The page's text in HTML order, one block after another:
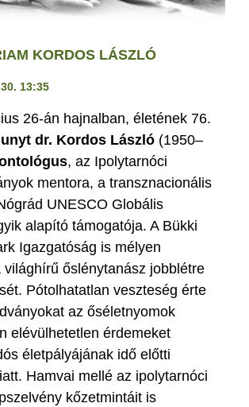
KORDOS LÁSZLÓ
13:35
26-án hajnalban, életének 76.
dr. Kordos László (1950–
, az Ipolytarnóci
mentora, a transznacionális
UNESCO Globális
alapító támogatója. A Bükki
Igazgatóság is mélyen
világhírű őslénytanász jobblétre
Pótolhatatlan veszteség érte
az őséletnyomok
elévülhetetlen érdemeket
életpályájának idő előtti
Hamvai mellé az ipolytarnóci
kőzetmintáit is